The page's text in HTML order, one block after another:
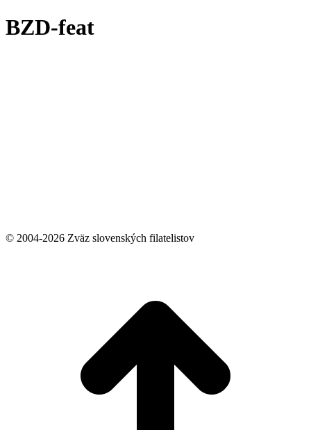
BZD-feat
© 2004-2026 Zväz slovenských filatelistov